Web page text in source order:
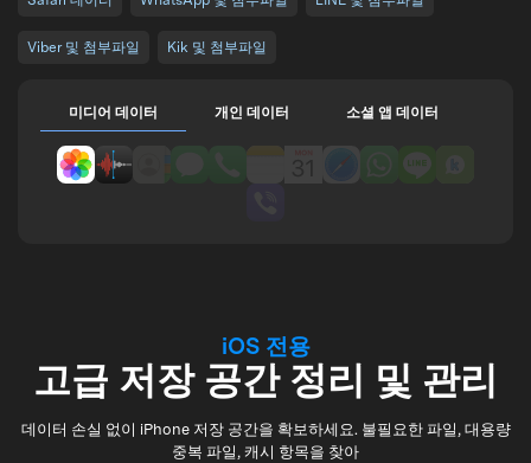
Viber 및 첨부파일 Kik 및 첨부파일
미디어 데이터 개인 데이터 소셜 앱 데이터
iOS 전용
고급 저장 공간 정리 및 관리
데이터 손실 없이 iPhone 저장 공간을 확보하세요. 불필요한 파일, 대용량
중복 파일, 캐시 항목을 찾아